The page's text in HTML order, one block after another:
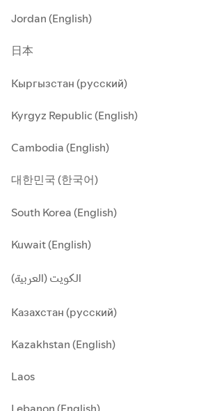
Jordan (English)
日本
Кыргызстан (русский)
Kyrgyz Republic (English)
Cambodia (English)
대한민국 (한국어)
South Korea (English)
Kuwait (English)
الكويت (العربية)
Казахстан (русский)
Kazakhstan (English)
Laos